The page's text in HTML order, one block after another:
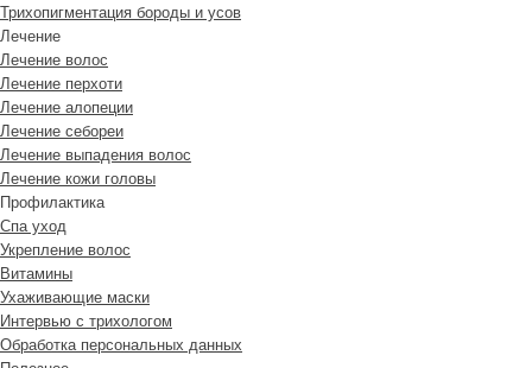
Трихопигментация бороды и усов
Лечение
Лечение волос
Лечение перхоти
Лечение алопеции
Лечение себореи
Лечение выпадения волос
Лечение кожи головы
Профилактика
Спа уход
Укрепление волос
Витамины
Ухаживающие маски
Интервью с трихологом
Обработка персональных данных